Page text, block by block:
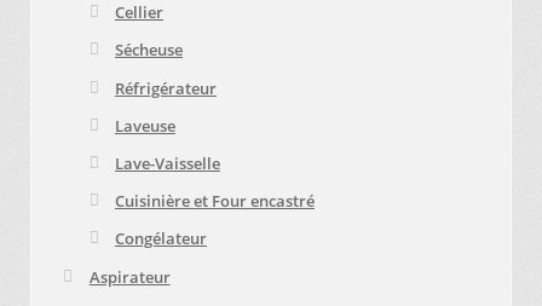
Cellier
Sécheuse
Réfrigérateur
Laveuse
Lave-Vaisselle
Cuisinière et Four encastré
Congélateur
Aspirateur